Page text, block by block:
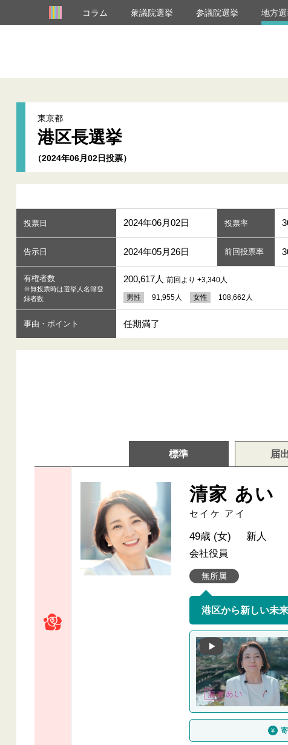
コラム 衆議院選挙 参議院選挙 地方選
東京都
港区長選挙
（2024年06月02日投票）
投票日 2024年06月02日 投票率
告示日 2024年05月26日 前回投票率
有権者数
※無投票時は選挙人名簿登
録者数
200,617人 前回より +3,340人
男性 91,955人 女性 108,662人
事由・ポイント 任期満了
標準 届
清家 あい
セイケ アイ
無所属
49歳 (女) 新人
会社役員